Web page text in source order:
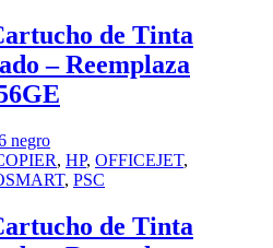
de Tinta
– Reemplaza
, HP, OFFICEJET,
, PSC
de Tinta